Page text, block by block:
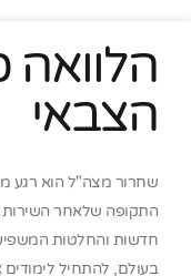
הלוואה
הצבאי
שחרור מצה"ל הוא רגע
התקופה שלאחר השירות
חדשות והחלטות
בעולם, להתחיל